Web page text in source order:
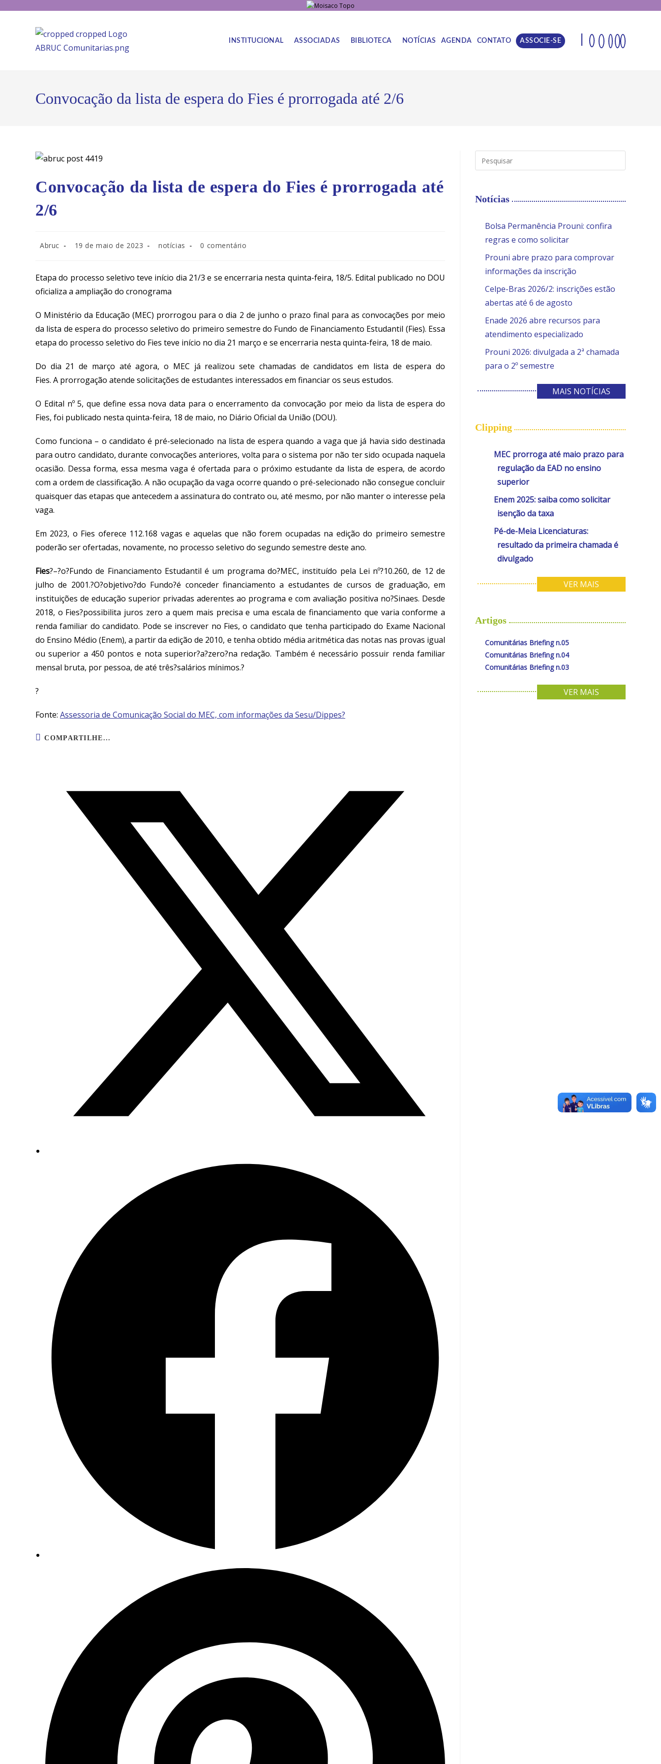
|
INSTITUCIONAL ASSOCIADAS BIBLIOTECA NOTÍCIAS AGENDA CONTATO ASSOCIE-SE
Convocação da lista de espera do Fies é prorrogada até 2/6
Convocação da lista de espera do Fies é prorrogada até
2/6
Abruc 19 de maio de 2023 notícias 0 comentário
Etapa do processo seletivo teve início dia 21/3 e se encerraria nesta quinta-feira, 18/5. Edital publicado no DOU
oficializa a ampliação do cronograma
O Ministério da Educação (MEC) prorrogou para o dia 2 de junho o prazo final para as convocações por meio
da lista de espera do processo seletivodo primeiro semestre do Fundo de Financiamento Estudantil (Fies). Essa
etapa do processo seletivo do Fies teve início no dia 21 março e se encerraria nesta quinta-feira, 18 de maio.
Do dia 21 de março até agora, o MEC já realizousete chamadas de candidatos em lista de espera do
Fies. A prorrogação atende solicitações de estudantes interessados em financiar os seus estudos.
O Edital nº 5, que define essa nova data para o encerramento da convocação por meio da lista de espera do
Fies, foi publicado nesta quinta-feira, 18 de maio, no Diário Oficial da União (DOU).
Como funciona – o candidato é pré-selecionado na lista de espera quando a vaga que já havia sido destinada
para outro candidato, durante convocações anteriores, volta para o sistema por não ter sido ocupada naquela
ocasião. Dessa forma, essa mesma vaga é ofertada para o próximo estudante da lista de espera, de acordo
com a ordem de classificação.A não ocupação da vaga ocorre quando o pré-selecionado não consegue concluir
quaisquer das etapas que antecedem a assinatura do contrato ou, até mesmo, por não manter o interesse pela
vaga.
Em 2023, o Fies oferece 112.168 vagas e aquelas que não forem ocupadas na edição do primeiro semestre
poderão ser ofertadas, novamente, no processo seletivo do segundo semestre deste ano.
Fies?–?o?Fundo de Financiamento Estudantil é um programa do?MEC, instituído pela Lei nº?10.260, de 12 de
julho de 2001.?O?objetivo?do Fundo?é conceder financiamento a estudantes de cursos de graduação, em
instituições de educação superior privadas aderentes ao programa e com avaliação positiva no?Sinaes. Desde
2018, o Fies?possibilita juros zero a quem mais precisa e uma escala de financiamento que varia conforme a
renda familiar do candidato. Pode se inscrever no Fies, o candidato que tenha participado do Exame Nacional
do Ensino Médio (Enem), a partir da edição de 2010, e tenha obtido média aritmética das notas nas provas igual
ou superior a 450 pontos e nota superior?a?zero?na redação. Também é necessário possuir renda familiar
mensal bruta, por pessoa, de até três?salários mínimos.?
?
Fonte: Assessoria de Comunicação Social do MEC, com informações da Sesu/Dippes?
COMPARTILHE...
Notícias
Bolsa Permanência Prouni: confira
regras e como solicitar
Prouni abre prazo para comprovar
informações da inscrição
Celpe-Bras 2026/2: inscrições estão
abertas até 6 de agosto
Enade 2026 abre recursos para
atendimento especializado
Prouni 2026: divulgada a 2ª chamada
para o 2º semestre
MAIS NOTÍCIAS
Clipping
MEC prorroga até maio prazo para
regulação da EAD no ensino
superior
Enem 2025: saiba como solicitar
isenção da taxa
Pé-de-Meia Licenciaturas:
resultado da primeira chamada é
divulgado
VER MAIS
Artigos
Comunitárias Briefing n.05
Comunitárias Briefing n.04
Comunitárias Briefing n.03
VER MAIS